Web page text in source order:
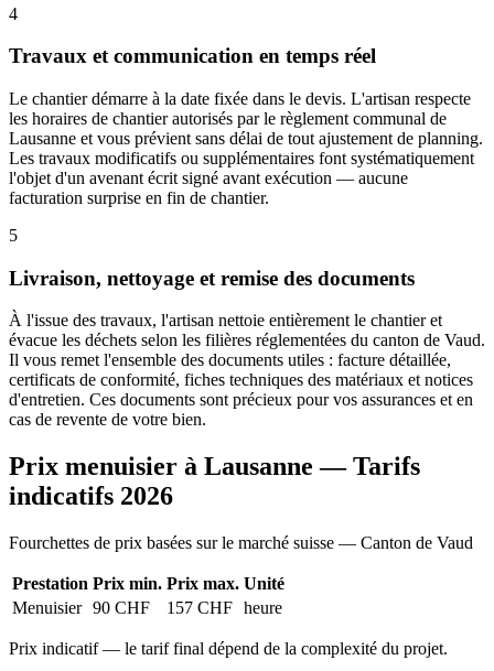
4
Travaux et communication en temps réel
Le chantier démarre à la date fixée dans le devis. L'artisan respecte
les horaires de chantier autorisés par le règlement communal de
Lausanne et vous prévient sans délai de tout ajustement de planning.
Les travaux modificatifs ou supplémentaires font systématiquement
l'objet d'un avenant écrit signé avant exécution — aucune
facturation surprise en fin de chantier.
5
Livraison, nettoyage et remise des documents
À l'issue des travaux, l'artisan nettoie entièrement le chantier et
évacue les déchets selon les filières réglementées du canton de Vaud.
Il vous remet l'ensemble des documents utiles : facture détaillée,
certificats de conformité, fiches techniques des matériaux et notices
d'entretien. Ces documents sont précieux pour vos assurances et en
cas de revente de votre bien.
Prix menuisier à Lausanne — Tarifs
indicatifs 2026
Fourchettes de prix basées sur le marché suisse — Canton de Vaud
Prestation Prix min. Prix max. Unité
Menuisier 90 CHF 157 CHF heure
Prix indicatif — le tarif final dépend de la complexité du projet.